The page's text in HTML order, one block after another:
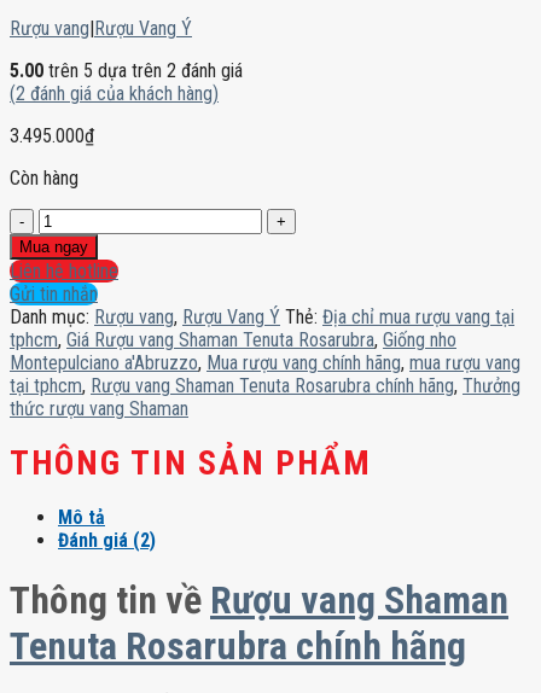
Rượu vang|Rượu Vang Ý
5.00 trên 5 dựa trên 2 đánh giá
(2 đánh giá của khách hàng)
3.495.000₫
Còn hàng
Rượu
vang
Shaman
Tenuta
Rosarubra
chính
hãng
số
lượng
Mua ngay
Liên hệ hotline
Gửi tin nhắn
Danh mục: Rượu vang, Rượu Vang Ý Thẻ: Địa chỉ mua rượu vang tại
tphcm, Giá Rượu vang Shaman Tenuta Rosarubra, Giống nho
Montepulciano a'Abruzzo, Mua rượu vang chính hãng, mua rượu vang
tại tphcm, Rượu vang Shaman Tenuta Rosarubra chính hãng, Thưởng
thức rượu vang Shaman
THÔNG TIN SẢN PHẨM
Mô tả
Đánh giá (2)
Thông tin về Rượu vang Shaman
Tenuta Rosarubra chính hãng